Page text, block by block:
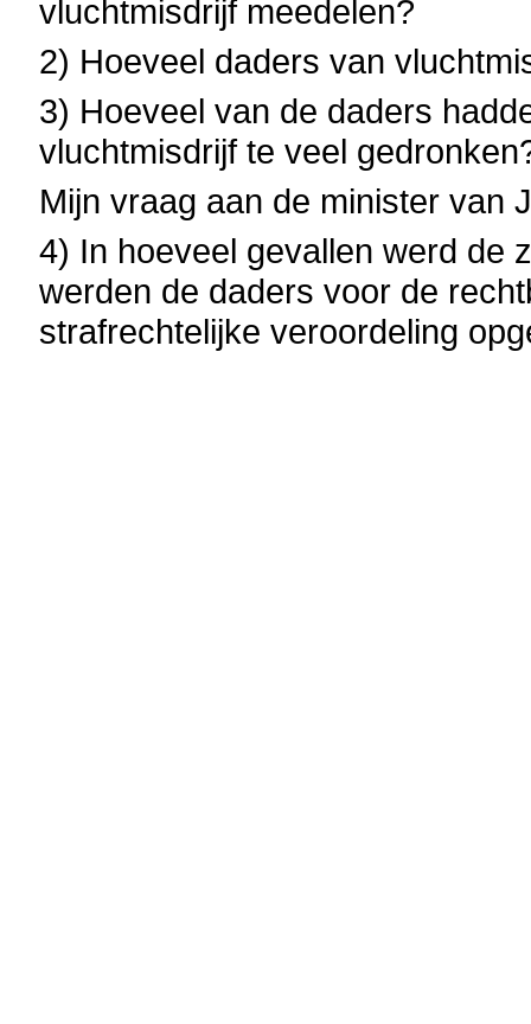
vluchtmisdrijf meedelen?
2) Hoeveel daders van
3) Hoeveel van de daders
vluchtmisdrijf te veel
Mijn vraag aan de minister van
4) In hoeveel gevallen werd de
werden de daders voor de
strafrechtelijke veroordeling